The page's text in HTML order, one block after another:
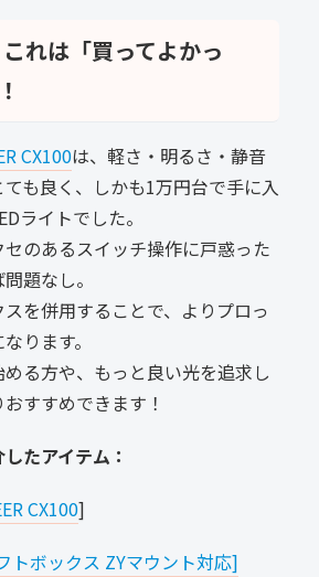
れは「買ってよかっ
CX100は、軽さ・明るさ・静音
も良く、しかも1万円台で手に入
ライトでした。
のあるスイッチ操作に戸惑った
題なし。
を併用することで、よりプロっ
ります。
る方や、もっと良い光を追求し
すすめできます！
たアイテム：
CX100]
トボックス ZYマウント対応]